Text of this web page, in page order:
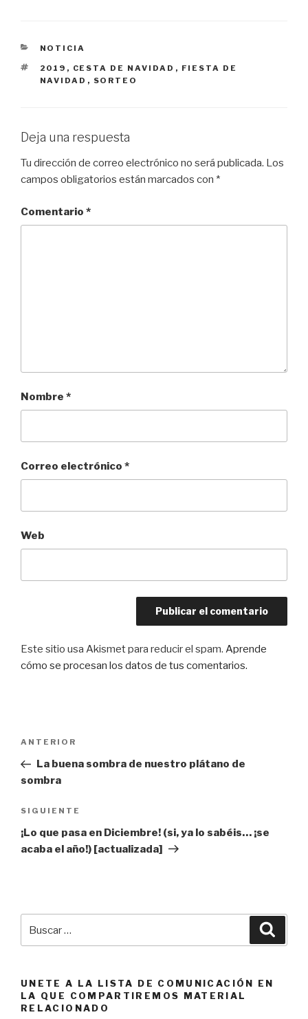
CATEGORÍAS
NOTICIA
ETIQUETAS
2019 , CESTA DE NAVIDAD , FIESTA DE
NAVIDAD , SORTEO
Deja una respuesta
Tu dirección de correo electrónico no será publicada. Los
campos obligatorios están marcados con *
Comentario *
Nombre *
Correo electrónico *
Web
Este sitio usa Akismet para reducir el spam. Aprende
cómo se procesan los datos de tus comentarios.
entradas
Entrada
anterior:
ANTERIOR
La buena sombra de nuestro plátano de
sombra
Siguiente
entrada
SIGUIENTE
¡Lo que pasa en Diciembre! (si, ya lo sabéis… ¡se
acaba el año!) [actualizada]
por:
UNETE A LA LISTA DE COMUNICACIÓN EN
LA QUE COMPARTIREMOS MATERIAL
RELACIONADO